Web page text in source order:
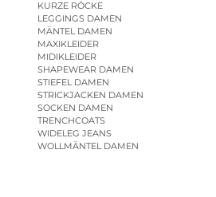
KURZE RÖCKE
LEGGINGS DAMEN
MÄNTEL DAMEN
MAXIKLEIDER
MIDIKLEIDER
SHAPEWEAR DAMEN
STIEFEL DAMEN
STRICKJACKEN DAMEN
SOCKEN DAMEN
TRENCHCOATS
WIDELEG JEANS
WOLLMÄNTEL DAMEN